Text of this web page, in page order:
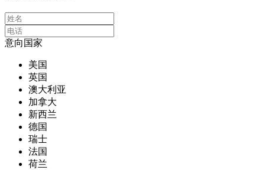
意向国家
美国
英国
澳大利亚
加拿大
新西兰
德国
瑞士
法国
荷兰